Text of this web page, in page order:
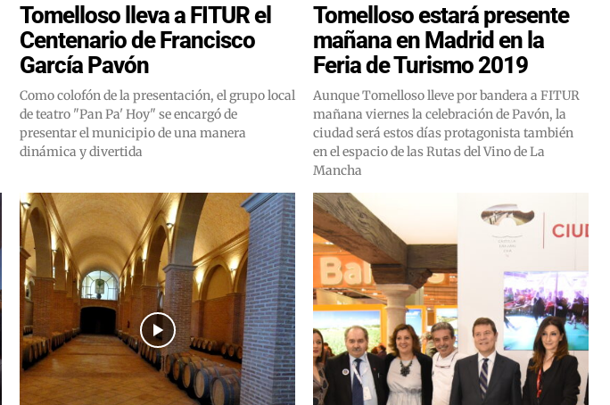
Tomelloso lleva a FITUR el
Centenario de Francisco
García Pavón
Como colofón de la presentación, el grupo local
de teatro "Pan Pa' Hoy" se encargó de
presentar el municipio de una manera
dinámica y divertida
Tomelloso estará presente
mañana en Madrid en la
Feria de Turismo 2019
Aunque Tomelloso lleve por bandera a FITUR
mañana viernes la celebración de Pavón, la
ciudad será estos días protagonista también
en el espacio de las Rutas del Vino de La
Mancha